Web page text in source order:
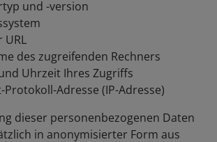
und -version
URL
des zugreifenden Rechners
Uhrzeit Ihres Zugriffs
Adresse (IP-Adresse)
dieser personenbezogenen Daten
in anonymisierter Form aus